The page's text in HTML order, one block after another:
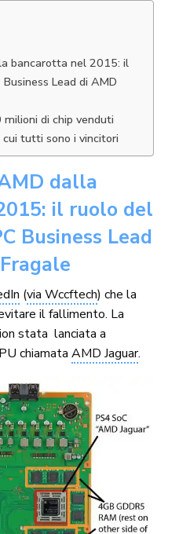
bancarotta nel 2015: il
Lead di AMD
di chip venduti
tutti sono i vincitori
dalla
il ruolo del
Business Lead
(via Wccftech) che la
il fallimento. La
stata lanciata a
chiamataAMD Jaguar.